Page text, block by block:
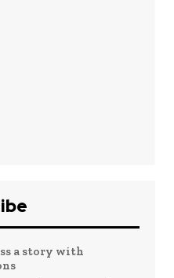
a story with